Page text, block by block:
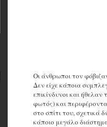
Οι άνθρωποι τον
Δεν είχε κάποια
επικίνδυνοι και
φωτός) και
στο σπίτι του, σχετικά
κάποιο μεγάλο